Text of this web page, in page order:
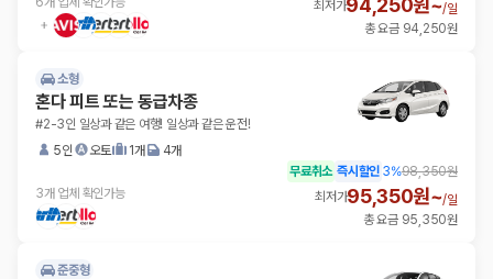
최저가94,250원~/일
총 요금 94,250원
소형
혼다 피트 또는 동급차종
#2-3인 일상과 같은 여행! 일상과 같은 운전!
5인
오토 1개 4개
3개 업체 확인가능
무료취소 즉시할인 3%98,350원
최저가95,350원~/일
총 요금 95,350원
준중형